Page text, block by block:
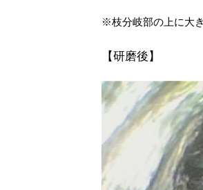
※枝分岐部の上に大
【研磨後】